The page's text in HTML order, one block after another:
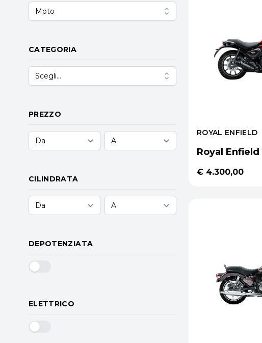
Moto
CATEGORIA
Scegli...
PREZZO
CILINDRATA
DEPOTENZIATA
ELETTRICO
ROYAL ENFIELD
Royal Enfield
€ 4.300,00